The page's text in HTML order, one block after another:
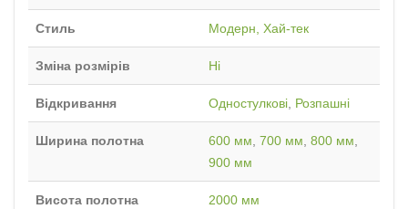
Стиль Модерн, Хай-тек
Зміна розмірів Ні
Відкривання Одностулкові, Розпашні
Ширина полотна 600 мм, 700 мм, 800 мм,
900 мм
Висота полотна 2000 мм